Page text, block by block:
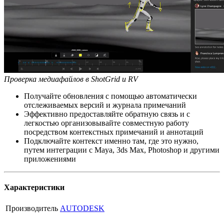
Проверка медиафайлов в ShotGrid и RV
Получайте обновления с помощью автоматически
отслеживаемых версий и журнала примечаний
Эффективно предоставляйте обратную связь и с
легкостью организовывайте совместную работу
посредством контекстных примечаний и аннотаций
Подключайте контекст именно там, где это нужно,
путем интеграции с Maya, 3ds Max, Photoshop и другими
приложениями
Характеристики
Производитель AUTODESK